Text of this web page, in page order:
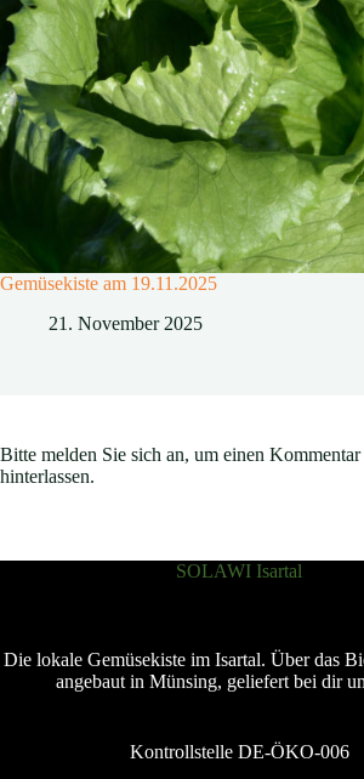
Gemüsekiste am 19.11.2025
21. November 2025
Bitte melden Sie sich an, um einen Kommentar
hinterlassen.
SOLAWI Isartal
Die lokale Gemüsekiste im Isartal. Über das
angebaut in Münsing, geliefert bei dir
Kontrollstelle DE-ÖKO-006